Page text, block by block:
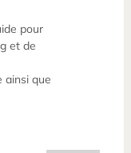
pour
et de
ainsi que